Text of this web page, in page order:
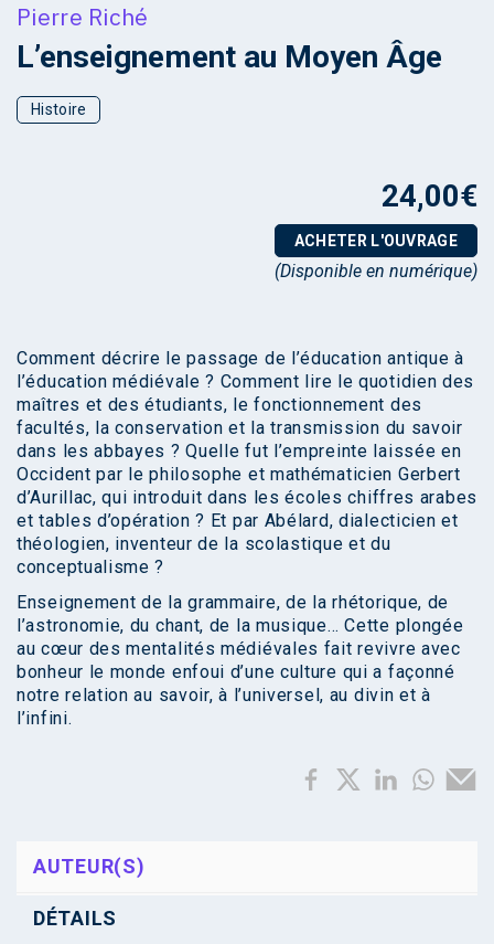
Pierre Riché
L’enseignement au Moyen Âge
Histoire
24,00€
ACHETER L'OUVRAGE
(Disponible en numérique)
Comment décrire le passage de l’éducation antique à
l’éducation médiévale ? Comment lire le quotidien des
maîtres et des étudiants, le fonctionnement des
facultés, la conservation et la transmission du savoir
dans les abbayes ? Quelle fut l’empreinte laissée en
Occident par le philosophe et mathématicien Gerbert
d’Aurillac, qui introduit dans les écoles chiffres arabes
et tables d’opération ? Et par Abélard, dialecticien et
théologien, inventeur de la scolastique et du
conceptualisme ?
Enseignement de la grammaire, de la rhétorique, de
l’astronomie, du chant, de la musique… Cette plongée
au cœur des mentalités médiévales fait revivre avec
bonheur le monde enfoui d’une culture qui a façonné
notre relation au savoir, à l’universel, au divin et à
l’infini.
AUTEUR(S)
DÉTAILS